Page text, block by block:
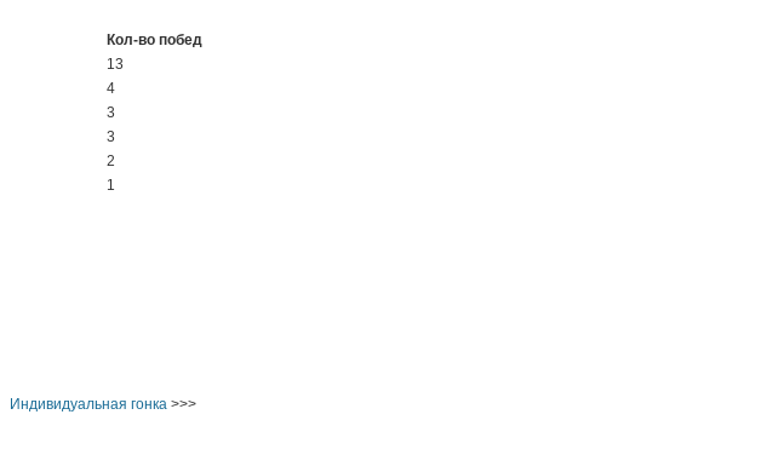
Кол-во побед
13
4
3
3
2
1
Индивидуальная гонка >>>